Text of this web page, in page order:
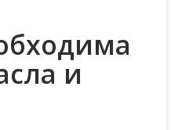
и